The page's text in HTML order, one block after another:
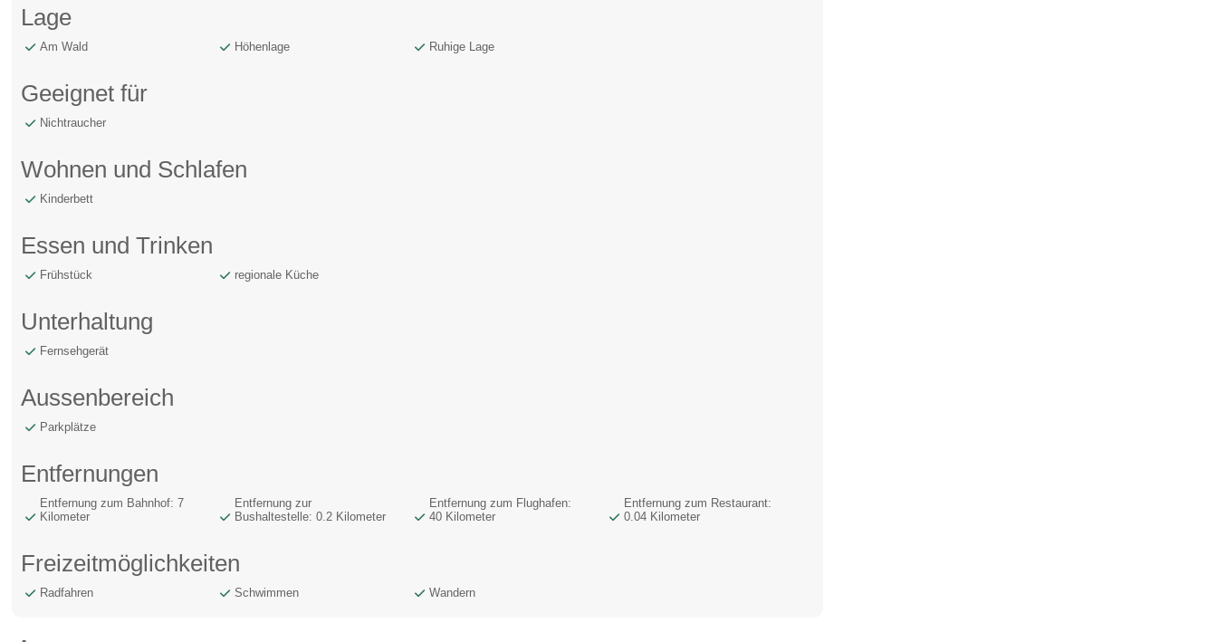
Lage
Am Wald Höhenlage Ruhige Lage
Geeignet für
Nichtraucher
Wohnen und Schlafen
Kinderbett
Essen und Trinken
Frühstück regionale Küche
Unterhaltung
Fernsehgerät
Aussenbereich
Parkplätze
Entfernungen
Entfernung zum Bahnhof: 7
Kilometer
Entfernung zur
Bushaltestelle: 0.2 Kilometer
Entfernung zum Flughafen:
40 Kilometer
Entfernung zum Restaurant:
0.04 Kilometer
Freizeitmöglichkeiten
Radfahren Schwimmen Wandern